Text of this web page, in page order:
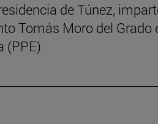
de Túnez,
Tomás Moro del Grado
(PPE)